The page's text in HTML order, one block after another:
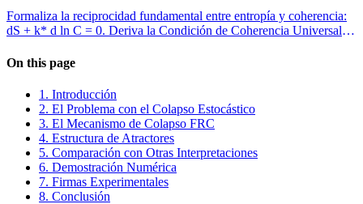
Formaliza la reciprocidad fundamental entre entropía y coherencia:
dS + k* d ln C = 0. Deriva la Condición de Coherencia Universal
de coherencia. Demuestra la consistencia termodinámica a través de
información y físicas del marco.
On this page
1. Introducción
2. El Problema con el Colapso Estocástico
3. El Mecanismo de Colapso FRC
4. Estructura de Atractores
5. Comparación con Otras Interpretaciones
6. Demostración Numérica
7. Firmas Experimentales
8. Conclusión